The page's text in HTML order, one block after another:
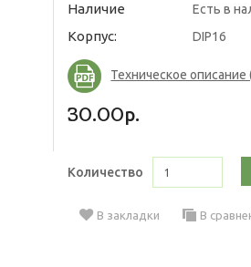
Наличие Есть в
Корпус: DIP16
Техническое описание
30.00р.
Количество
В закладки В